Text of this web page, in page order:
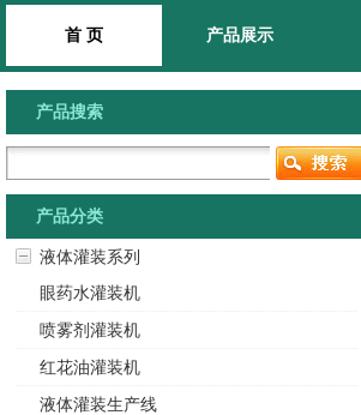
首 页 产品展示
产品搜索
产品分类
液体灌装系列
眼药水灌装机
喷雾剂灌装机
红花油灌装机
液体灌装生产线